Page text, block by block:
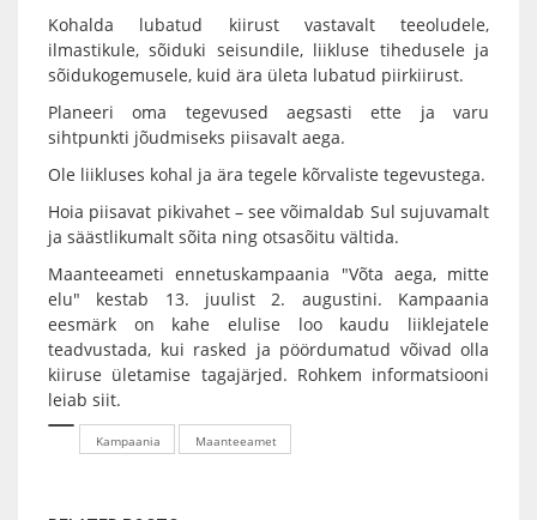
Kohalda lubatud kiirust vastavalt teeoludele,
ilmastikule, sõiduki seisundile, liikluse tihedusele ja
sõidukogemusele, kuid ära ületa lubatud piirkiirust.
Planeeri oma tegevused aegsasti ette ja varu
sihtpunkti jõudmiseks piisavalt aega.
Ole liikluses kohal ja ära tegele kõrvaliste tegevustega.
Hoia piisavat pikivahet – see võimaldab Sul sujuvamalt
ja säästlikumalt sõita ning otsasõitu vältida.
Maanteeameti ennetuskampaania "Võta aega, mitte
elu" kestab 13. juulist 2. augustini. Kampaania
eesmärk on kahe elulise loo kaudu liiklejatele
teadvustada, kui rasked ja pöördumatud võivad olla
kiiruse ületamise tagajärjed. Rohkem informatsiooni
leiab siit.
Kampaania Maanteeamet